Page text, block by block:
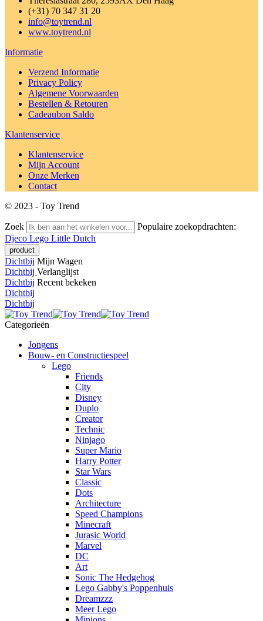
(+31) 70 347 31 20
info@toytrend.nl
www.toytrend.nl
Informatie
Verzend Informatie
Privacy Policy
Algemene Voorwaarden
Bestellen & Retouren
Cadeaubon Saldo
Klantenservice
Klantenservice
Mijn Account
Onze Merken
Contact
© 2023 - Toy Trend
Zoek
Populaire zoekopdrachten:
Djeco Lego Little Dutch
Dichtbij Mijn Wagen
Dichtbij Verlanglijst
Dichtbij Recent bekeken
Dichtbij
Dichtbij
Categorieën
Jongens
Bouw- en Constructiespeel
Lego
Friends
City
Disney
Duplo
Creator
Technic
Ninjago
Super Mario
Harry Potter
Star Wars
Classic
Dots
Architecture
Speed Champions
Minecraft
Jurasic World
Marvel
DC
Art
Sonic The Hedgehog
Lego Gabby's Poppenhuis
Dreamzzz
Meer Lego